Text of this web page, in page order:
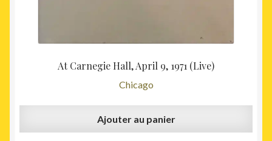
At Carnegie Hall, April 9, 1971 (Live)
Chicago
Ajouter au panier